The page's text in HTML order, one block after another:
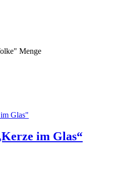
Menge
im Glas“